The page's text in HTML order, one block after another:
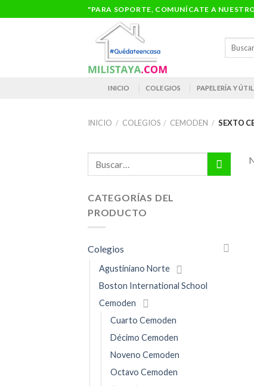
al
"PARA SOPORTE, COMUNÍCATE A
Buscar
INICIO COLEGIOS PAPELERÍA Y
INICIO / COLEGIOS / CEMODEN / SEXTO
CATEGORÍAS DEL
PRODUCTO
Colegios
Agustiniano Norte
Boston International School
Cemoden
Cuarto Cemoden
Décimo Cemoden
Noveno Cemoden
Octavo Cemoden